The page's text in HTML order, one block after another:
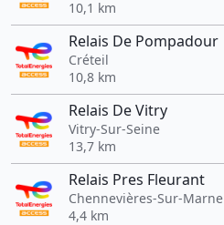
10,1 km
Relais De Pompadour
Créteil
10,8 km
Relais De Vitry
Vitry-Sur-Seine
13,7 km
Relais Pres Fleurant
Chennevières-Sur-Marne
4,4 km